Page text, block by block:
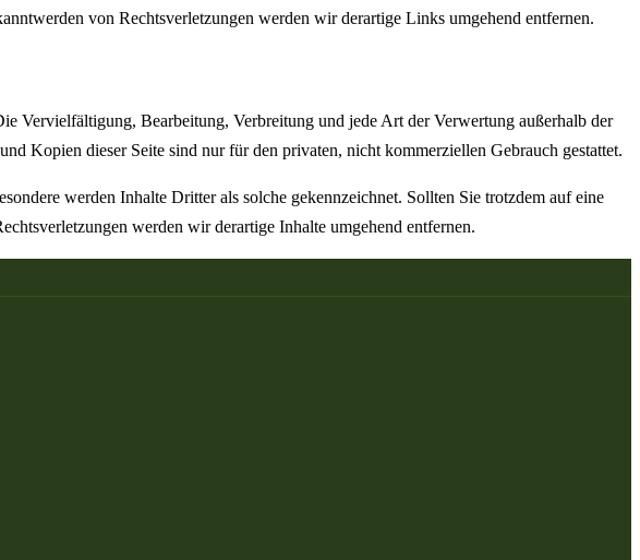
von Rechtsverletzungen werden wir derartige Links umgehend entfernen.
Vervielfältigung, Bearbeitung, Verbreitung und jede Art der Verwertung außerhalb der
Kopien dieser Seite sind nur für den privaten, nicht kommerziellen Gebrauch gestattet.
werden Inhalte Dritter als solche gekennzeichnet. Sollten Sie trotzdem auf eine
werden wir derartige Inhalte umgehend entfernen.